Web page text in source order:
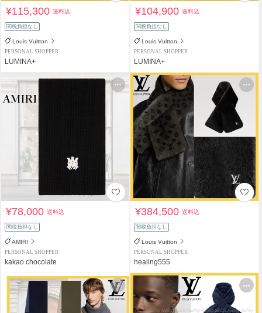
¥115,300送料込
関税負担なし
Louis Vuitton
PERSONAL SHOPPER
LUMINA+
¥104,900送料込
関税負担なし
Louis Vuitton
PERSONAL SHOPPER
LUMINA+
¥78,000送料込
関税負担なし
AMIRI
PERSONAL SHOPPER
kakao chocolate
¥384,500送料込
関税負担なし
Louis Vuitton
PERSONAL SHOPPER
healing555